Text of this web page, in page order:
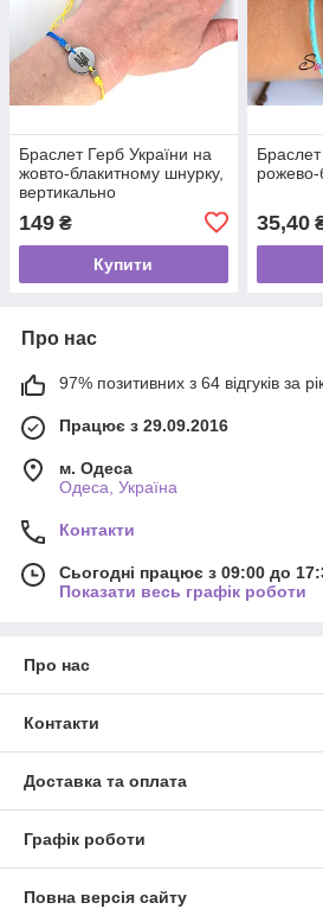
Браслет Герб України на
жовто-блакитному шнурку,
вертикально
149 ₴
Купити
рожево-
35,40
Про нас
97% позитивних з 64 відгуків за
Працює з 29.09.2016
м. Одеса
Одеса, Україна
Контакти
Сьогодні працює з 09:00 до
Показати весь графік роботи
Про нас
Контакти
Доставка та оплата
Графік роботи
Повна версія сайту